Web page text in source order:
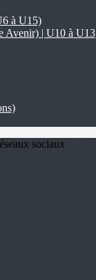
à U15)
| U10 à U13
sociaux